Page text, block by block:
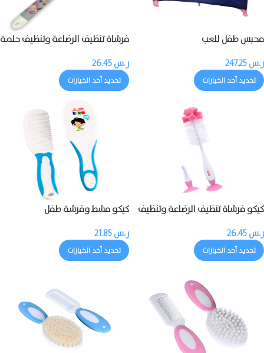
محبس طفل للعب
ر.س
تحديد أحد الخيارات
فرشاة تنظيف الرضاعة وتنظيف حلمة
ر.س
تحديد أحد الخيارات
كيكو فرشاة تنظيف الرضاعة وتنظيف
ر.س
تحديد أحد الخيارات
كيكو مشط وفرشة طفل
ر.س
تحديد أحد الخيارات